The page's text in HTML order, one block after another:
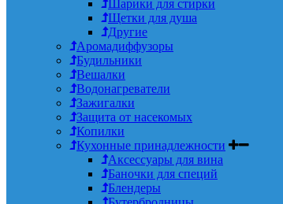
Шарики для стирки
Щетки для душа
Другие
Аромадиффузоры
Будильники
Вешалки
Водонагреватели
Зажигалки
Защита от насекомых
Копилки
Кухонные принадлежности
Аксессуары для вина
Баночки для специй
Блендеры